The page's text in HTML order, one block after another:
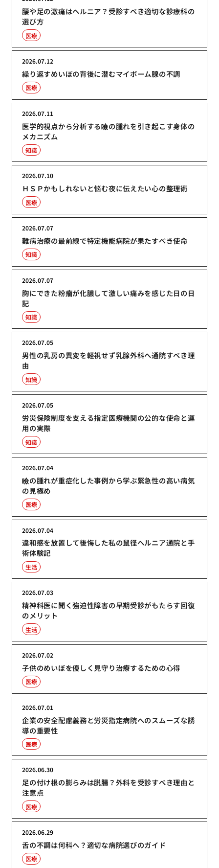
腰や足の激痛はヘルニア？受診すべき適切な診療科の
選び方
医療
繰り返すめいぼの背後に潜むマイボーム腺の不調
2026.07.12
医療
医学的視点から分析する瞼の腫れを引き起こす身体の
メカニズム
2026.07.11
知識
ＨＳＰかもしれないと悩む夜に伝えたい心の整理術
2026.07.10
医療
難病治療の最前線で特定機能病院が果たすべき使命
2026.07.07
知識
胸にできた粉瘤が化膿して激しい痛みを感じた日の日
記
2026.07.07
知識
男性の乳房の異変を軽視せず乳腺外科へ通院すべき理
由
2026.07.05
知識
労災保険制度を支える指定医療機関の公的な使命と運
用の実際
2026.07.05
知識
瞼の腫れが重症化した事例から学ぶ緊急性の高い病気
の見極め
2026.07.04
医療
違和感を放置して後悔した私の鼠径ヘルニア通院と手
術体験記
2026.07.04
生活
精神科医に聞く強迫性障害の早期受診がもたらす回復
のメリット
2026.07.03
生活
子供のめいぼを優しく見守り治療するための心得
2026.07.02
医療
企業の安全配慮義務と労災指定病院へのスムーズな誘
導の重要性
2026.07.01
医療
足の付け根の膨らみは脱腸？外科を受診すべき理由と
注意点
2026.06.30
医療
舌の不調は何科へ？適切な病院選びのガイド
2026.06.29
医療